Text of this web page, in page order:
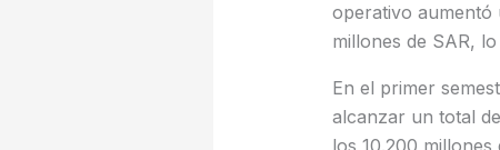
operativo aumentó
millones de SAR,
En el primer
alcanzar un total